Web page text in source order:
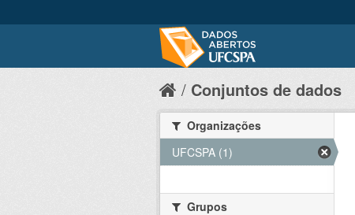
Conjuntos de dados
Organizações
UFCSPA (1)
Grupos